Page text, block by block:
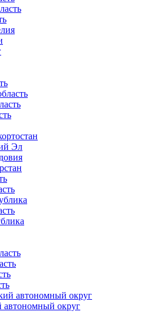
Эл
автономный округ
округ